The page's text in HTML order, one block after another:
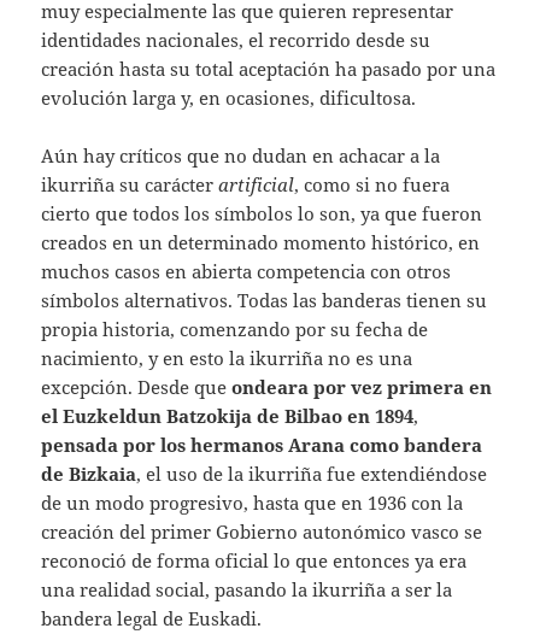
muy especialmente las que quieren representar
identidades nacionales, el recorrido desde su
creación hasta su total aceptación ha pasado por una
evolución larga y, en ocasiones, dificultosa.
Aún hay críticos que no dudan en achacar a la
ikurriña su carácterartificial, como si no fuera
cierto que todos los símbolos lo son, ya que fueron
creados en un determinado momento histórico, en
muchos casos en abierta competencia con otros
símbolos alternativos. Todas las banderas tienen su
propia historia, comenzando por su fecha de
nacimiento, y en esto la ikurriña no es una
excepción. Desde queondeara por vez primera en
el Euzkeldun Batzokija de Bilbao en 1894,
pensada por los hermanos Arana como bandera
de Bizkaia, el uso de la ikurriña fue extendiéndose
de un modo progresivo, hasta que en 1936 con la
creación del primer Gobierno autonómico vasco se
reconoció de forma oficial lo que entonces ya era
una realidad social, pasando la ikurriña a ser la
bandera legal de Euskadi.